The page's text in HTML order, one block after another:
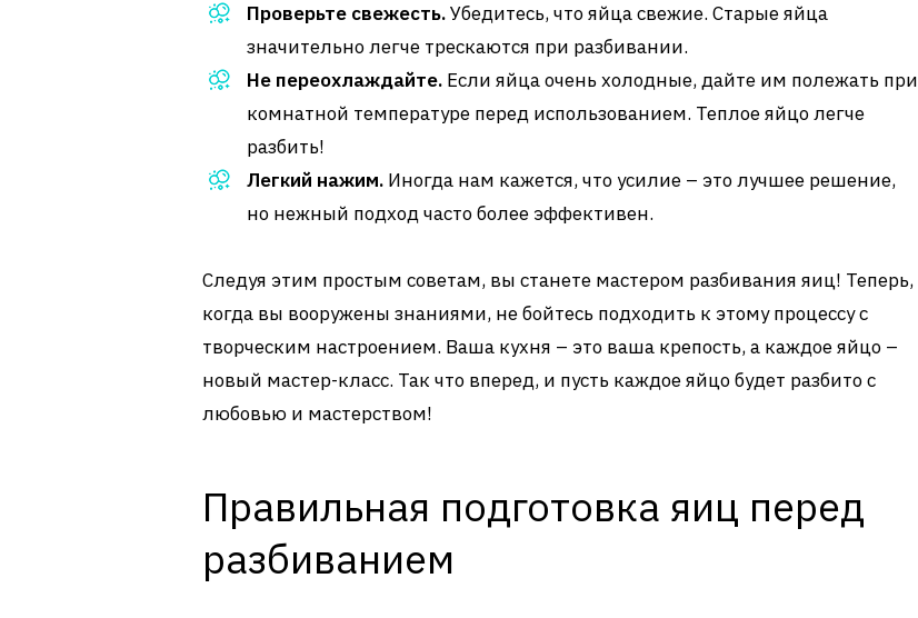
Проверьте свежесть.Убедитесь, что яйца свежие. Старые яйца
значительно легче трескаются при разбивании.
Не переохлаждайте. Если яйца очень холодные, дайте им полежать при
комнатной температуре перед использованием. Теплое яйцо легче
разбить!
Легкий нажим. Иногда нам кажется, что усилие – это лучшее решение,
но нежный подход часто более эффективен.
Следуя этим простым советам, вы станете мастером разбивания яиц! Теперь,
когда вы вооружены знаниями, не бойтесь подходить к этому процессу с
творческим настроением. Ваша кухня – это ваша крепость, а каждое яйцо –
новый мастер-класс. Так что вперед, и пусть каждое яйцо будет разбито с
любовью и мастерством!
Правильная подготовка яиц перед
разбиванием